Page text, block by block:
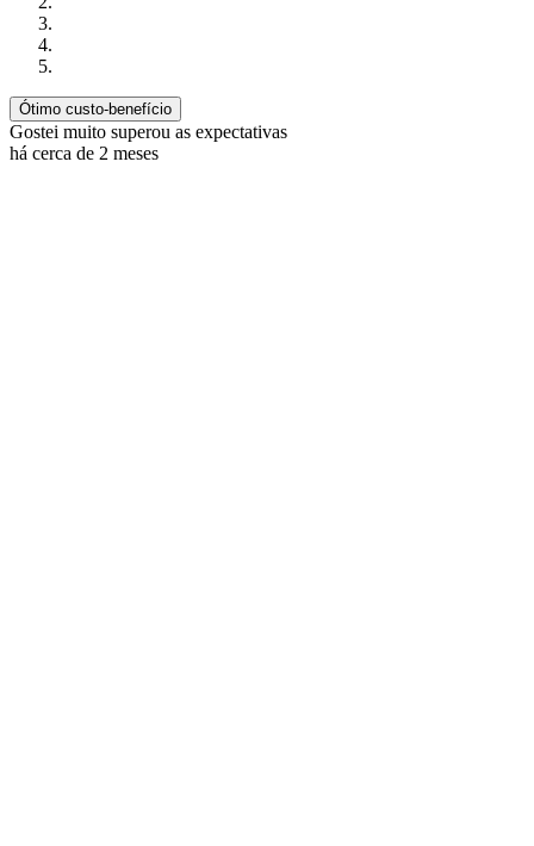
Ótimo custo-benefício
Gostei muito superou as expectativas
há cerca de 2 meses